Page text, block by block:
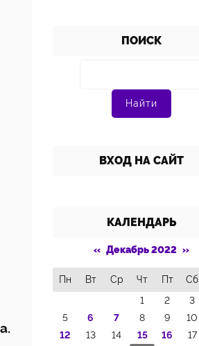
ПОИСК
ВХОД НА САЙТ
КАЛЕНДАРЬ
« Декабрь 2022 »
Пн Вт Ср Чт Пт Сб
1
2 3
5
6 7 8 9 10
12
13 14 15 16 17